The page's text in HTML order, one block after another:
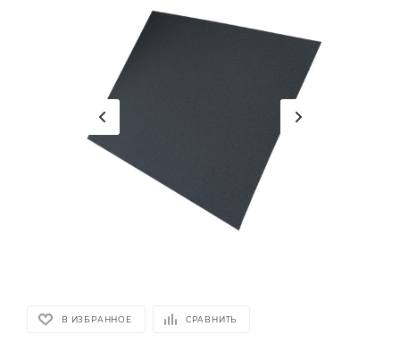
В ИЗБРАННОЕ СРАВНИТЬ